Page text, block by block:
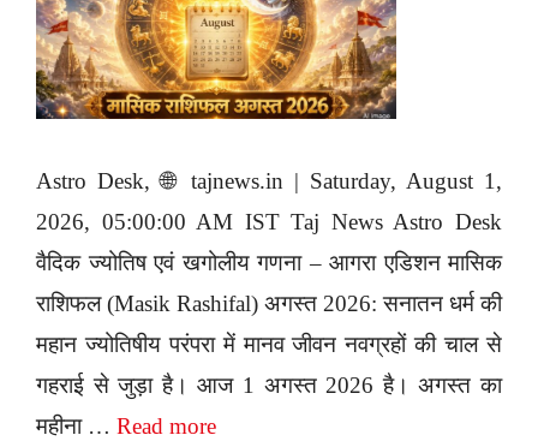
Astro Desk, 🌐 tajnews.in | Saturday, August 1,
2026, 05:00:00 AM IST Taj News Astro Desk
वैदिक ज्योतिष एवं खगोलीय गणना – आगरा एडिशन मासिक
राशिफल (Masik Rashifal) अगस्त 2026: सनातन धर्म की
महान ज्योतिषीय परंपरा में मानव जीवन नवग्रहों की चाल से
गहराई से जुड़ा है। आज 1 अगस्त 2026 है। अगस्त का
महीना … Read more